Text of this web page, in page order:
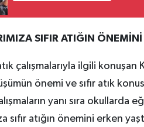
SIFIR ATIĞIN
çalışmalarıyla ilgili
önemi ve sıfır atık
yanı sıra okullarda
sıfır atığın önemini erken